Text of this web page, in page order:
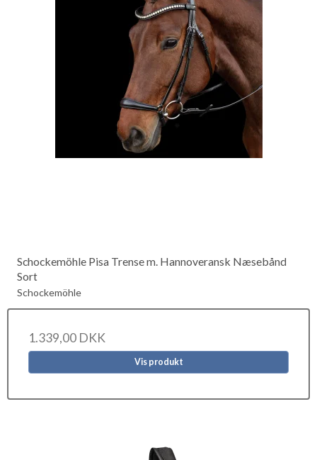
Schockemöhle Pisa Trense m. Hannoveransk Næsebånd
Sort
Schockemöhle
1.339,00 DKK
Vis produkt